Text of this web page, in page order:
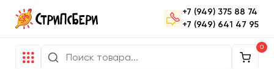
+7 (949) 375 88 74
+7 (949) 641 47 95
0